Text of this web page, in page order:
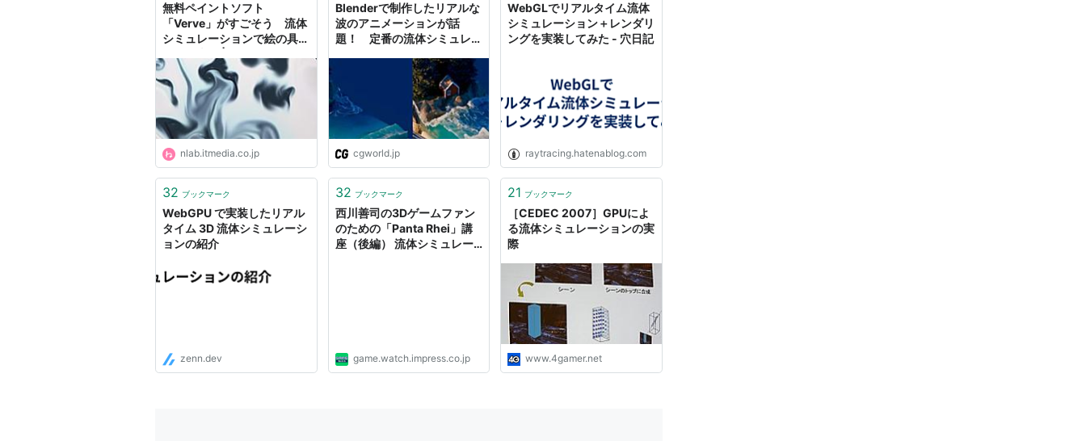
無料ペイントソフト
「Verve」がすごそう 流体
シミュレーションで絵の具ら
nlab.itmedia.co.jp
Blenderで制作したリアルな
波のアニメーションが話
題！ 定番の流体シミュレー
Fluids」を活用
cgworld.jp
WebGLでリアルタイム流体
シミュレーション＋レンダリ
ングを実装してみた - 穴日記
raytracing.hatenablog.com
32 ブックマーク
WebGPU で実装したリアル
タイム 3D 流体シミュレーシ
ョンの紹介
zenn.dev
32 ブックマーク
西川善司の3Dゲームファン
のための「Panta Rhei」講
座（後編） 流体シミュレー
game.watch.impress.co.jp
21 ブックマーク
［CEDEC 2007］GPUによ
る流体シミュレーションの実
際
www.4gamer.net